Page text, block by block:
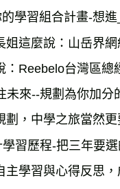
學習組合計畫-想
姐這麼說：山岳界
：Reebelo台灣區總
未來--規劃為你加分
劃，中學之旅當然更
習歷程-把三年要選
主學習與心得反思